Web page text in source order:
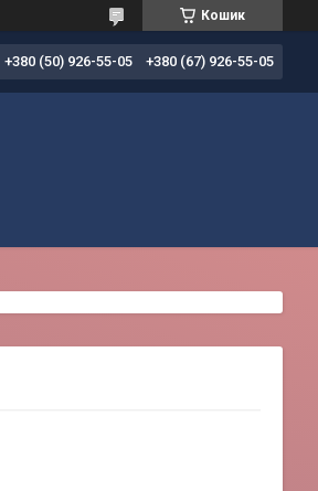
Кошик
+380 (50) 926-55-05 +380 (67) 926-55-05